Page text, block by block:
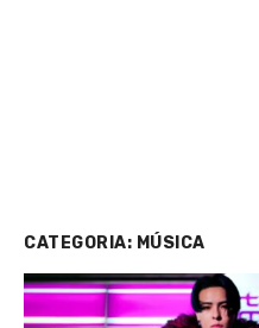
CATEGORIA: MÚSICA